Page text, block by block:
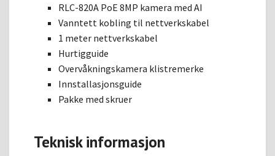
RLC-820A PoE 8MP kamera med AI
Vanntett kobling til nettverkskabel
1 meter nettverkskabel
Hurtigguide
Overvåkningskamera klistremerke
Innstallasjonsguide
Pakke med skruer
Teknisk informasjon